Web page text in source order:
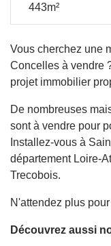
443m²
Vous cherchez une
Concelles à vendre
projet immobilier
De nombreuses
sont à vendre pour
Installez-vous à
département Loire-
Trecobois.
N'attendez plus
Découvrez aussi